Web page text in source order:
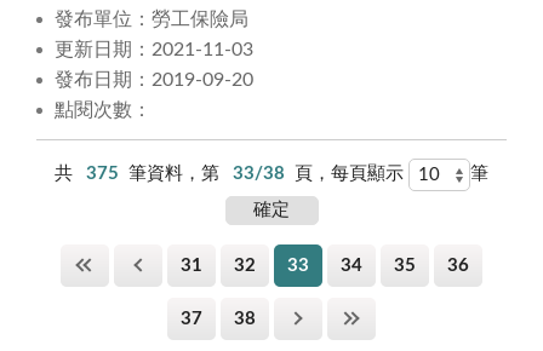
發布單位：勞工保險局
更新日期：2021-11-03
發布日期：2019-09-20
點閱次數：
共 375 筆資料，第 33/38 頁，每頁顯示 筆
31 32 33 34 35 36
37 38